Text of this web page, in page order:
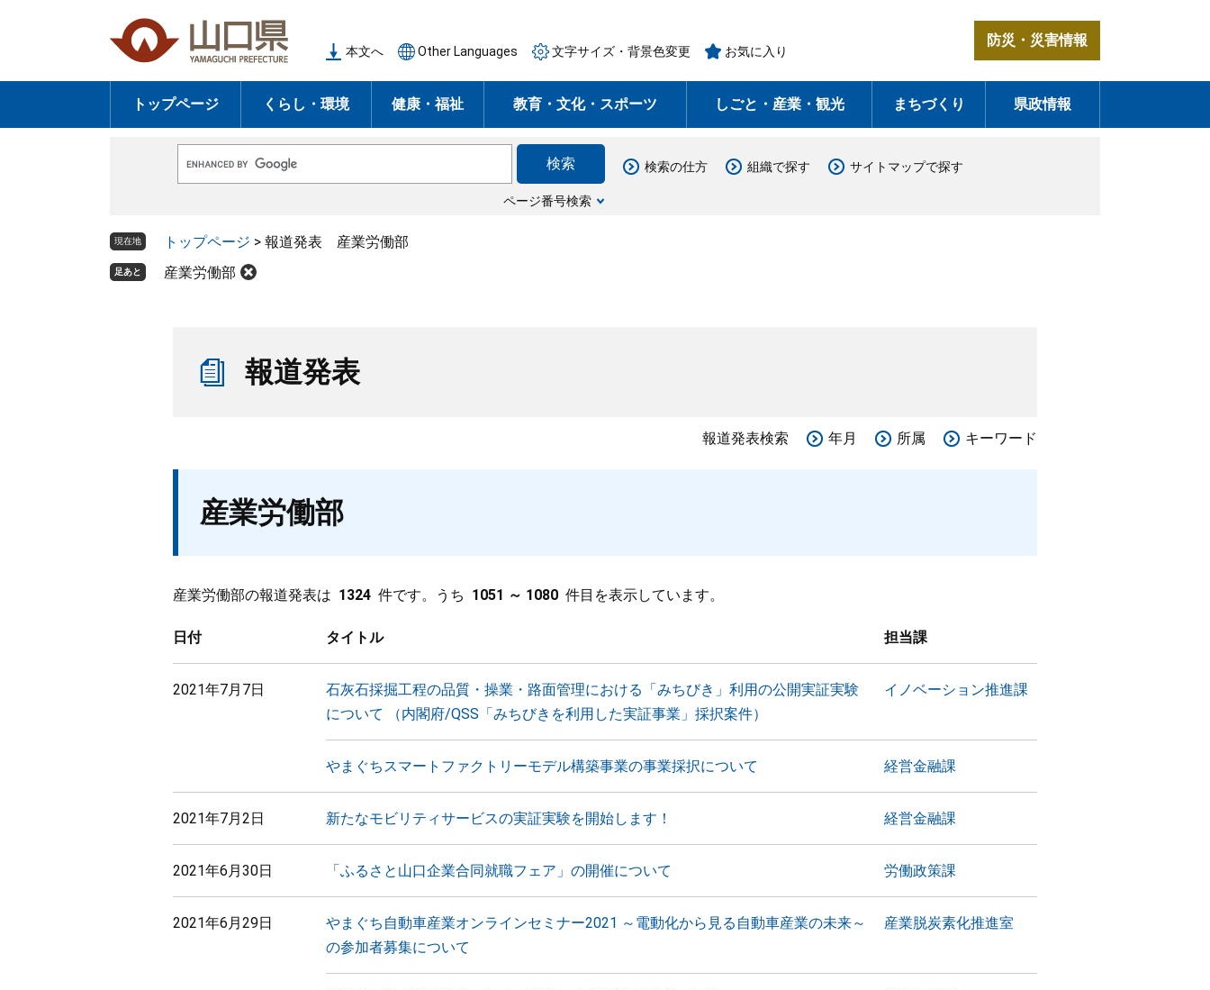
の
頭
ー
飛
本文へ Other Languages 文字サイズ・背景色変更 お気に入り
防災・災害情報
トップページ くらし・環境 健康・福祉 教育・文化・スポーツ しごと・産業・観光 まちづくり 県政情報
o
e
ス
ページ番号検索
検索の仕方 組織で探す サイトマップで探す
現在地 トップページ > 報道発表 産業労働部
足あと 産業労働部
報道発表
報道発表検索 年月 所属 キーワード
産業労働部
産業労働部の報道発表は 1324 件です。うち 1051 ～ 1080 件目を表示しています。
日付 タイトル 担当課
2021年7月7日
石灰石採掘工程の品質・操業・路面管理における「みちびき」利用の公開実証実験
について （内閣府/QSS「みちびきを利用した実証事業」採択案件）
イノベーション推進課
やまぐちスマートファクトリーモデル構築事業の事業採択について 経営金融課
2021年7月2日 新たなモビリティサービスの実証実験を開始します！ 経営金融課
2021年6月30日 「ふるさと山口企業合同就職フェア」の開催について 労働政策課
2021年6月29日
やまぐち自動車産業オンラインセミナー2021 ～電動化から見る自動車産業の未来～
の参加者募集について
産業脱炭素化推進室